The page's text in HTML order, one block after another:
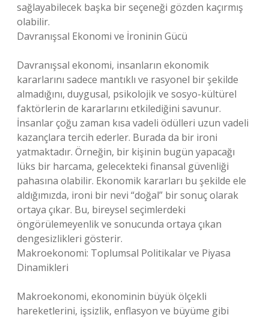
sağlayabilecek başka bir seçeneği gözden kaçırmış
olabilir.
Davranışsal Ekonomi ve İroninin Gücü
Davranışsal ekonomi, insanların ekonomik
kararlarını sadece mantıklı ve rasyonel bir şekilde
almadığını, duygusal, psikolojik ve sosyo-kültürel
faktörlerin de kararlarını etkilediğini savunur.
İnsanlar çoğu zaman kısa vadeli ödülleri uzun vadeli
kazançlara tercih ederler. Burada da bir ironi
yatmaktadır. Örneğin, bir kişinin bugün yapacağı
lüks bir harcama, gelecekteki finansal güvenliği
pahasına olabilir. Ekonomik kararları bu şekilde ele
aldığımızda, ironi bir nevi “doğal” bir sonuç olarak
ortaya çıkar. Bu, bireysel seçimlerdeki
öngörülemeyenlik ve sonucunda ortaya çıkan
dengesizlikleri gösterir.
Makroekonomi: Toplumsal Politikalar ve Piyasa
Dinamikleri
Makroekonomi, ekonominin büyük ölçekli
hareketlerini, işsizlik, enflasyon ve büyüme gibi